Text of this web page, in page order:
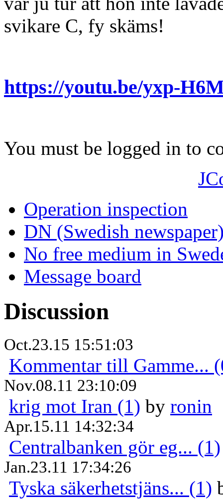
svikare C, fy skäms!
https://youtu.be/yxp-
You must be logged in to
Operation inspection
DN (Swedish
No free medium in
Message board
Discussion
Oct.23.15 15:51:03
Kommentar till Gamme...
Nov.08.11 23:10:09
krig mot Iran (1) by ronin
Apr.15.11 14:32:34
Centralbanken gör eg... (1)
Jan.23.11 17:34:26
Tyska säkerhetstjäns... (1)